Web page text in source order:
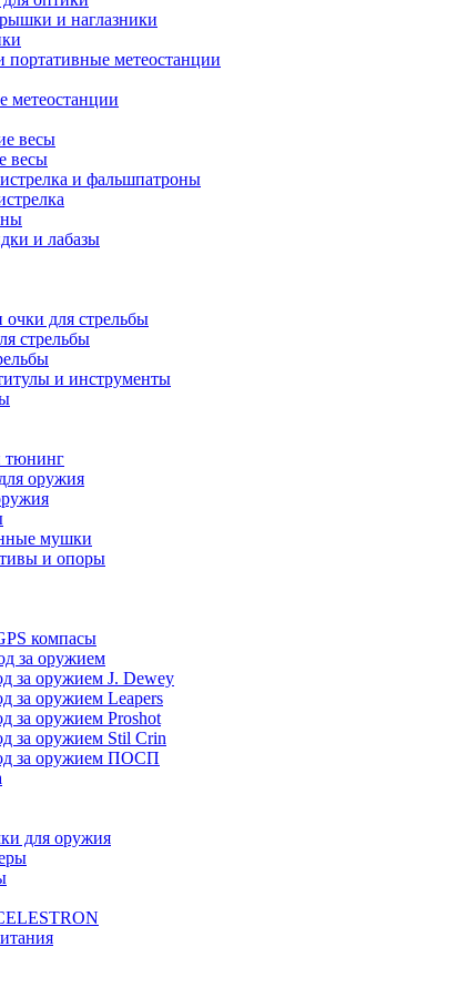
и наглазники
портативные метеостанции
метеостанции
весы
весы
и фальшпатроны
и лабазы
для стрельбы
стрельбы
и инструменты
оружия
мушки
и опоры
компасы
за оружием
за оружием J. Dewey
за оружием Leapers
за оружием Proshot
за оружием Stil Crin
за оружием ПОСП
для оружия